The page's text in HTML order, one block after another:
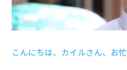
こんにちは、カイルさん、お